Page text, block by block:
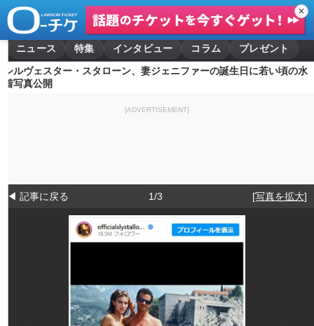
✕
ニュース 特集 インタビュー コラム
プレゼント
シルヴェスター・スタローン、妻ジェニファーの誕生日に若い頃の水
着写真公開
[ADVERTISEMENT]
◀ 記事に戻る 1/3 [写真を拡大]